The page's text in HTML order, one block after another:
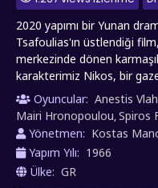
2020 yapımı bir Yunan
Tsafoulias'ın üstlendiği
merkezinde dönen
karakterimiz Nikos, bir
eski bir arkadaşının ölümü
ölümün ardındaki gizemi
araştırmaları onu karanlık
kendi geçmişiyle
ve insan doğasının
dolu bir deneyim sunar.
Oyuncular: Anestis
Mairi Hronopoulou,Spiros
Yönetmen: Kostas
Yapım Yılı: 1966
Ülke: GR